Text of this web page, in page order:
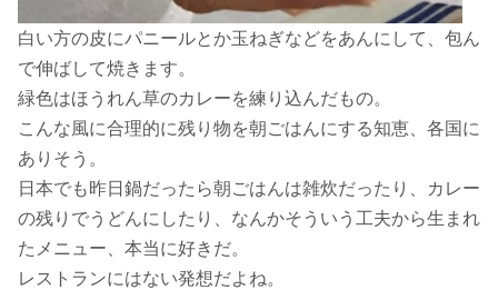
白い方の皮にパニールとか玉ねぎなどをあんにして、包ん
で伸ばして焼きます。
緑色はほうれん草のカレーを練り込んだもの。
こんな風に合理的に残り物を朝ごはんにする知恵、各国に
ありそう。
日本でも昨日鍋だったら朝ごはんは雑炊だったり、カレー
の残りでうどんにしたり、なんかそういう工夫から生まれ
たメニュー、本当に好きだ。
レストランにはない発想だよね。